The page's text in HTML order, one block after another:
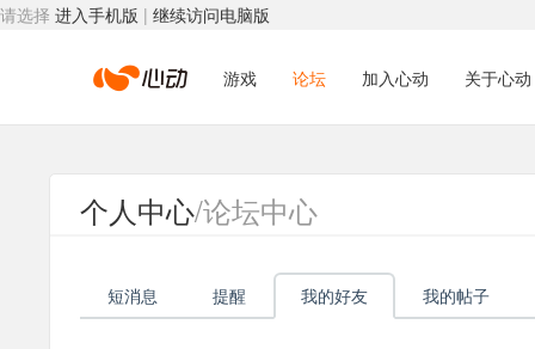
请选择 进入手机版 | 继续访问电脑版
心
动
游戏 论坛 加入心动 关于心动
个人中心/论坛中心
短消息 提醒 我的好友 我的帖子